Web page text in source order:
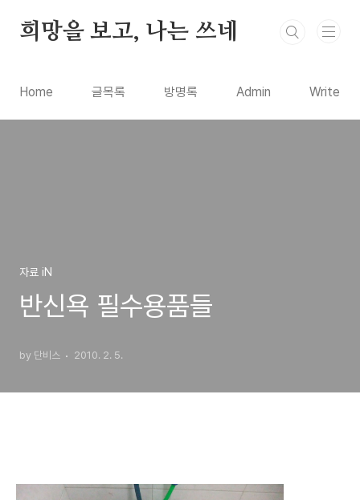
희망을 보고, 나는 쓰네
Home 글목록 방명록 Admin Write
자료 iN
반신욕 필수용품들
by 단비스 2010. 2. 5.